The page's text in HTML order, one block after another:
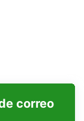
correo